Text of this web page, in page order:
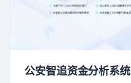
公安智追资金分析系统